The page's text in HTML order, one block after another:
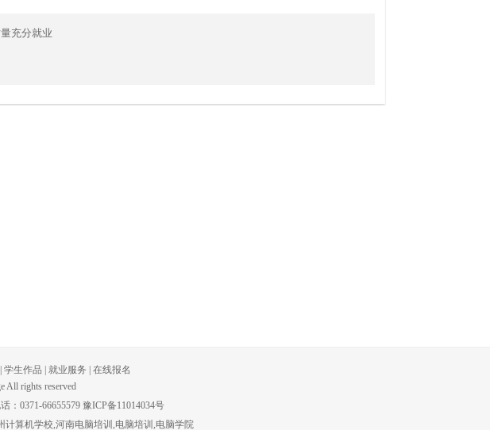
充分就业
学生作品 就业服务
在线报名
All rights reserved
0371-66655579 豫ICP备11014034号
算机学校,河南电脑培训,电脑培训,电脑学院